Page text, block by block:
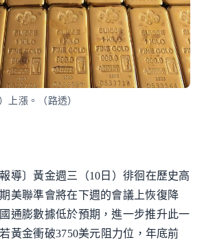
上漲。（路透）
導〕黃金週三（10日）徘徊在歷史高
美聯準會將在下週的會議上恢復降
通膨數據低於預期，進一步推升此一
黃金衝破3750美元阻力位，年底前